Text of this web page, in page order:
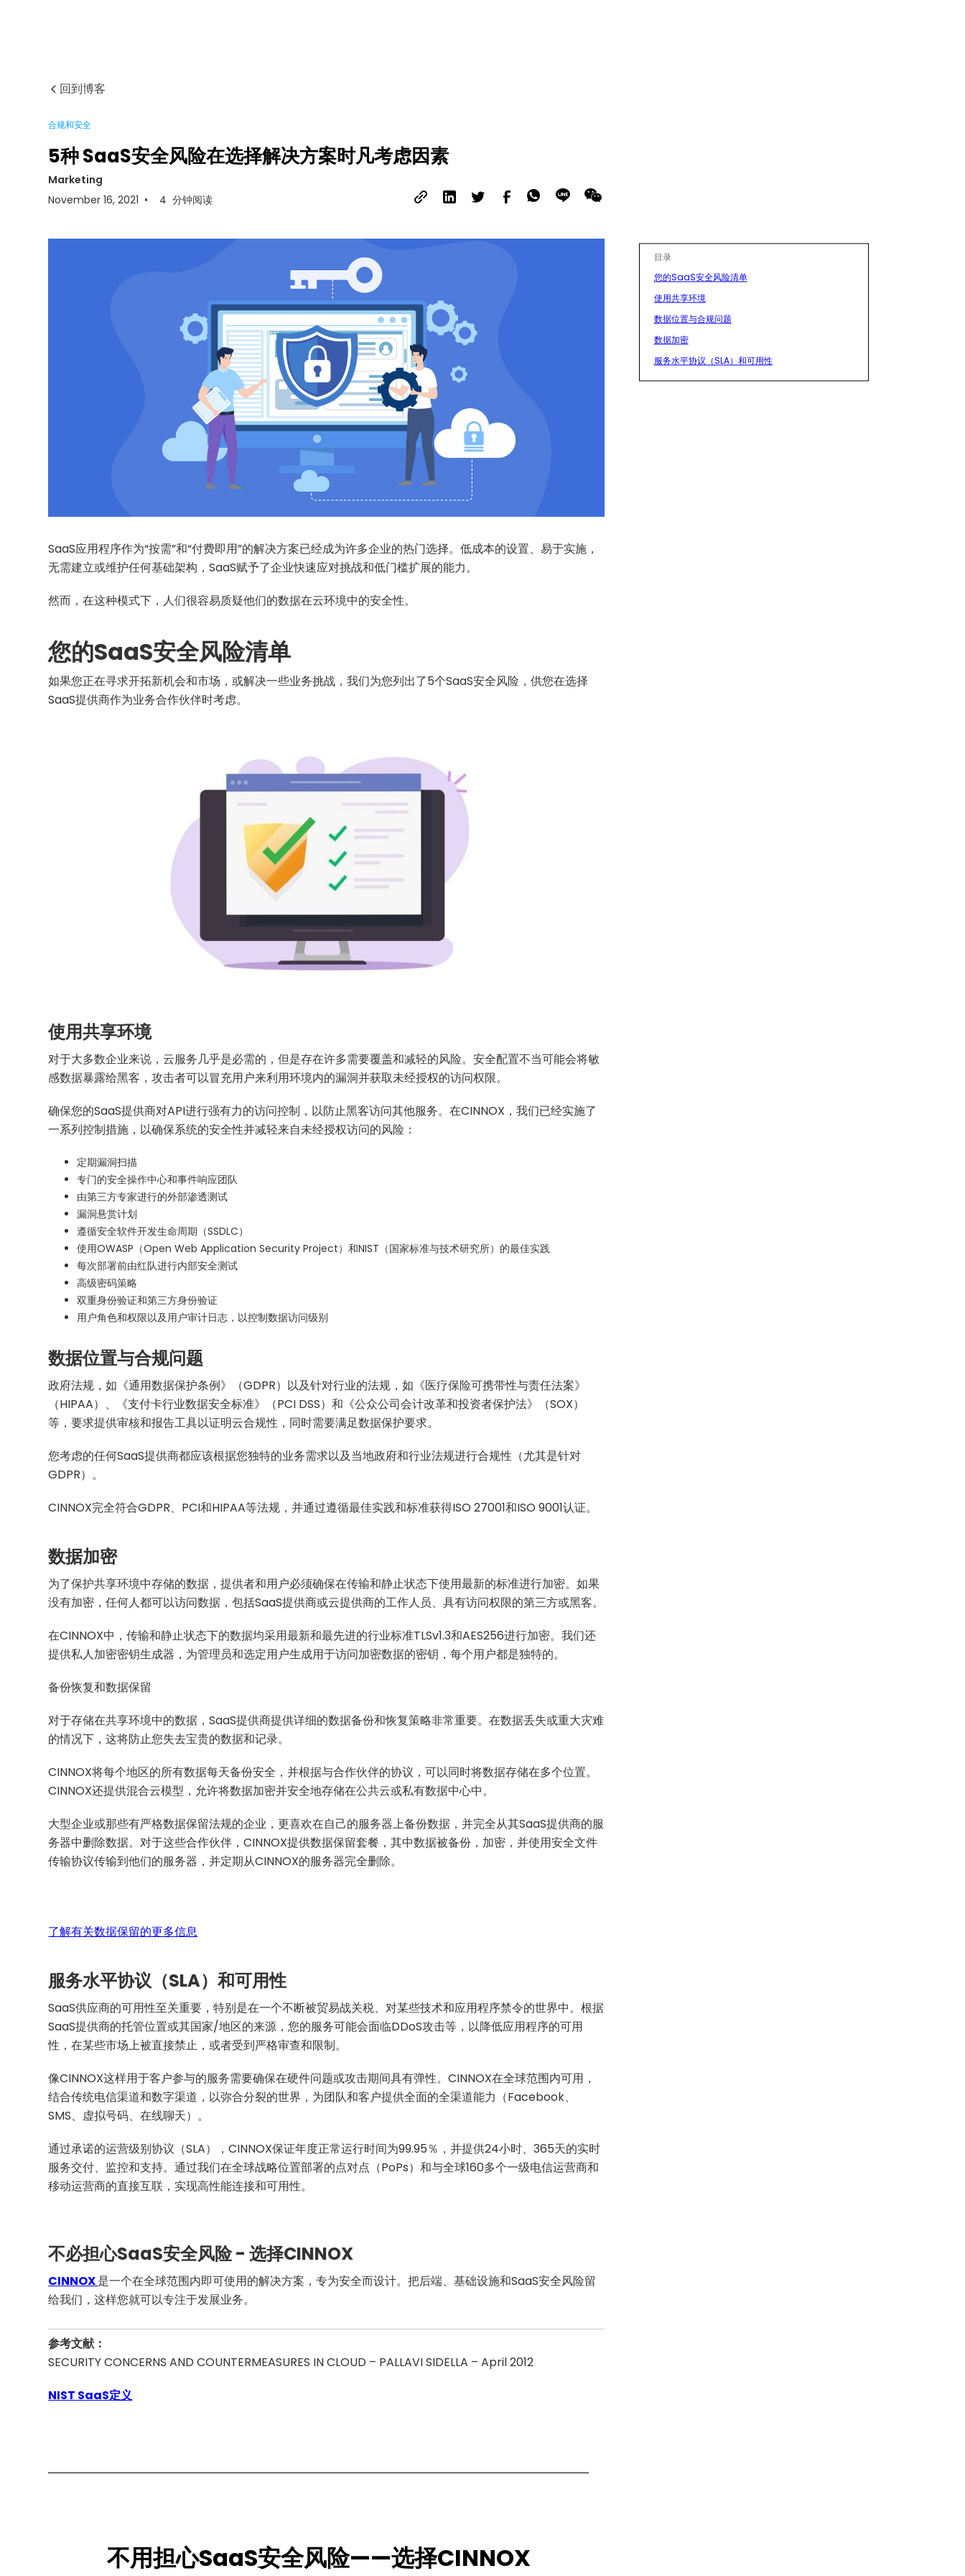
回到博客
合规和安全
5种 SaaS安全风险在选择解决方案时凡考虑因素
Marketing
November 16, 2021 • 4 分钟阅读
SaaS应用程序作为“按需”和“付费即用”的解决方案已经成为许多企业的热门选择。低成本的设置、易于实施，
无需建立或维护任何基础架构，SaaS赋予了企业快速应对挑战和低门槛扩展的能力。
然而，在这种模式下，人们很容易质疑他们的数据在云环境中的安全性。
您的SaaS安全风险清单
如果您正在寻求开拓新机会和市场，或解决一些业务挑战，我们为您列出了5个SaaS安全风险，供您在选择
SaaS提供商作为业务合作伙伴时考虑。
使用共享环境
对于大多数企业来说，云服务几乎是必需的，但是存在许多需要覆盖和减轻的风险。安全配置不当可能会将敏
感数据暴露给黑客，攻击者可以冒充用户来利用环境内的漏洞并获取未经授权的访问权限。
确保您的SaaS提供商对API进行强有力的访问控制，以防止黑客访问其他服务。在CINNOX，我们已经实施了
一系列控制措施，以确保系统的安全性并减轻来自未经授权访问的风险：
定期漏洞扫描
专门的安全操作中心和事件响应团队
由第三方专家进行的外部渗透测试
漏洞悬赏计划
遵循安全软件开发生命周期（SSDLC）
使用OWASP（Open Web Application Security Project）和NIST（国家标准与技术研究所）的最佳实践
每次部署前由红队进行内部安全测试
高级密码策略
双重身份验证和第三方身份验证
用户角色和权限以及用户审计日志，以控制数据访问级别
数据位置与合规问题
政府法规，如《通用数据保护条例》（GDPR）以及针对行业的法规，如《医疗保险可携带性与责任法案》
（HIPAA）、《支付卡行业数据安全标准》（PCI DSS）和《公众公司会计改革和投资者保护法》（SOX）
等，要求提供审核和报告工具以证明云合规性，同时需要满足数据保护要求。
您考虑的任何SaaS提供商都应该根据您独特的业务需求以及当地政府和行业法规进行合规性（尤其是针对
GDPR）。
CINNOX完全符合GDPR、PCI和HIPAA等法规，并通过遵循最佳实践和标准获得ISO 27001和ISO 9001认证。
数据加密
为了保护共享环境中存储的数据，提供者和用户必须确保在传输和静止状态下使用最新的标准进行加密。如果
没有加密，任何人都可以访问数据，包括SaaS提供商或云提供商的工作人员、具有访问权限的第三方或黑客。
在CINNOX中，传输和静止状态下的数据均采用最新和最先进的行业标准TLSv1.3和AES256进行加密。我们还
提供私人加密密钥生成器，为管理员和选定用户生成用于访问加密数据的密钥，每个用户都是独特的。
备份恢复和数据保留
对于存储在共享环境中的数据，SaaS提供商提供详细的数据备份和恢复策略非常重要。在数据丢失或重大灾难
的情况下，这将防止您失去宝贵的数据和记录。
CINNOX将每个地区的所有数据每天备份安全，并根据与合作伙伴的协议，可以同时将数据存储在多个位置。
CINNOX还提供混合云模型，允许将数据加密并安全地存储在公共云或私有数据中心中。
大型企业或那些有严格数据保留法规的企业，更喜欢在自己的服务器上备份数据，并完全从其SaaS提供商的服
务器中删除数据。对于这些合作伙伴，CINNOX提供数据保留套餐，其中数据被备份，加密，并使用安全文件
传输协议传输到他们的服务器，并定期从CINNOX的服务器完全删除。
了解有关数据保留的更多信息
服务水平协议（SLA）和可用性
SaaS供应商的可用性至关重要，特别是在一个不断被贸易战关税、对某些技术和应用程序禁令的世界中。根据
SaaS提供商的托管位置或其国家/地区的来源，您的服务可能会面临DDoS攻击等，以降低应用程序的可用
性，在某些市场上被直接禁止，或者受到严格审查和限制。
像CINNOX这样用于客户参与的服务需要确保在硬件问题或攻击期间具有弹性。CINNOX在全球范围内可用，
结合传统电信渠道和数字渠道，以弥合分裂的世界，为团队和客户提供全面的全渠道能力（Facebook、
SMS、虚拟号码、在线聊天）。
通过承诺的运营级别协议（SLA），CINNOX保证年度正常运行时间为99.95％，并提供24小时、365天的实时
服务交付、监控和支持。通过我们在全球战略位置部署的点对点（PoPs）和与全球160多个一级电信运营商和
移动运营商的直接互联，实现高性能连接和可用性。
不必担心SaaS安全风险 - 选择CINNOX
CINNOX是一个在全球范围内即可使用的解决方案，专为安全而设计。把后端、基础设施和SaaS安全风险留
给我们，这样您就可以专注于发展业务。
参考文献：
SECURITY CONCERNS AND COUNTERMEASURES IN CLOUD – PALLAVI SIDELLA – April 2012
NIST SaaS定义
目录
您的SaaS安全风险清单
使用共享环境
数据位置与合规问题
数据加密
服务水平协议（SLA）和可用性
不用担心SaaS安全风险——选择CINNOX